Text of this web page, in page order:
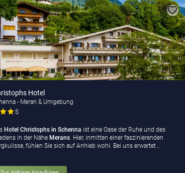
Hotel
- Meran & Umgebung
S
Hotel Christophs in Schenna ist eine Oase der Ruhe und des
in der Nähe Merans. Hier, inmitten einer faszinierenden
fühlen Sie sich auf Anhieb wohl. Bei uns erwartet…